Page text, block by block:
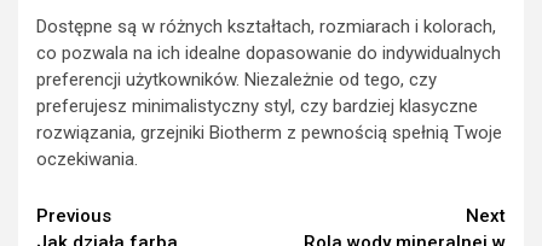
Dostępne są w różnych kształtach, rozmiarach i kolorach,
co pozwala na ich idealne dopasowanie do indywidualnych
preferencji użytkowników. Niezależnie od tego, czy
preferujesz minimalistyczny styl, czy bardziej klasyczne
rozwiązania, grzejniki Biotherm z pewnością spełnią Twoje
oczekiwania.
Continue
Previous
Next